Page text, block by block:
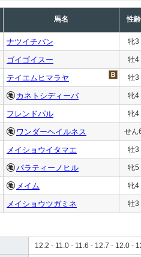
馬名 性齢
ナツイチバン 牝3
ゴイゴイスー 牡4
テイエムヒマラヤ 牡3
カネトシディーバ 牝4
フレンドパル 牝4
ワンダーヘイルネス せん
メイショウイタマエ 牡3
パラティーノヒル 牝5
メイム 牝4
メイショウツガミネ 牡3
12.2 - 11.0 - 11.6 - 12.7 - 12.0 -